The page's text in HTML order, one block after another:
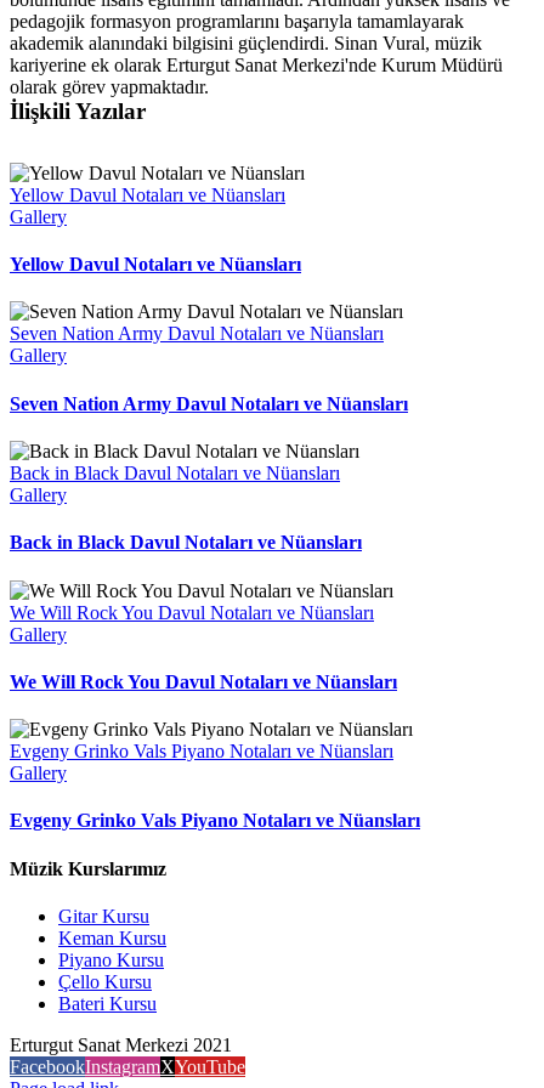
pedagojik formasyon programlarını başarıyla tamamlayarak
akademik alanındaki bilgisini güçlendirdi. Sinan Vural, müzik
kariyerine ek olarak Erturgut Sanat Merkezi'nde Kurum Müdürü
olarak görev yapmaktadır.
İlişkili Yazılar
Yellow Davul Notaları ve Nüansları
Gallery
Yellow Davul Notaları ve Nüansları
Seven Nation Army Davul Notaları ve Nüansları
Gallery
Seven Nation Army Davul Notaları ve Nüansları
Back in Black Davul Notaları ve Nüansları
Gallery
Back in Black Davul Notaları ve Nüansları
We Will Rock You Davul Notaları ve Nüansları
Gallery
We Will Rock You Davul Notaları ve Nüansları
Evgeny Grinko Vals Piyano Notaları ve Nüansları
Gallery
Evgeny Grinko Vals Piyano Notaları ve Nüansları
Müzik Kurslarımız
Gitar Kursu
Keman Kursu
Piyano Kursu
Çello Kursu
Bateri Kursu
Erturgut Sanat Merkezi 2021
FacebookInstagramXYouTube